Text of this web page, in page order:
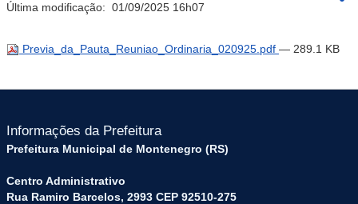
Última modificação: 01/09/2025 16h07
Previa_da_Pauta_Reuniao_Ordinaria_020925.pdf — 289.1 KB
Informações da Prefeitura
Prefeitura Municipal de Montenegro (RS)
Centro Administrativo
Rua Ramiro Barcelos, 2993 CEP 92510-275